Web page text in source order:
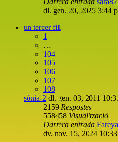
dl. gen. 20, 2025 3:44
un tercer fill
1
…
104
105
106
107
108
sònia-2 dl. gen. 03, 2011
2159 Respostes
558458 Visualització
Darrera entrada Fareya
dv. nov. 15, 2024